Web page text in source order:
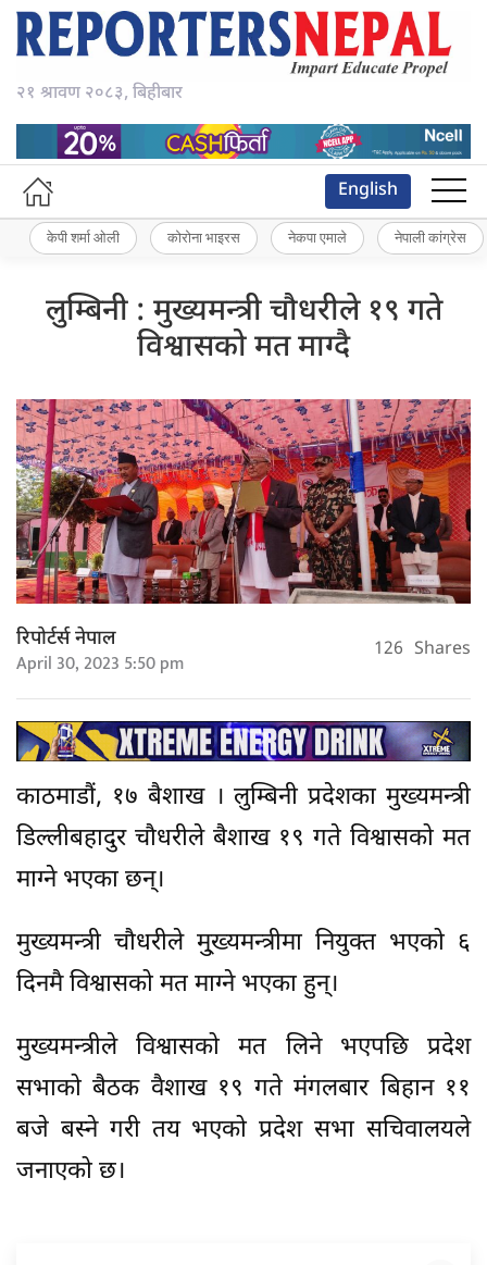
२१ श्रावण २०८३, बिहीबार
English
केपी शर्मा ओली कोरोना भाइरस नेकपा एमाले नेपाली कांग्रेस
लुम्बिनी : मुख्यमन्त्री चौधरीले १९ गते
विश्वासको मत माग्दै
रिपोर्टर्स नेपाल
April 30, 2023 5:50 pm 126 Shares
काठमाडौं, १७ बैशाख । लुम्बिनी प्रदेशका मुख्यमन्त्री
डिल्लीबहादुर चौधरीले बैशाख १९ गते विश्वासको मत
माग्ने भएका छन्।
मुख्यमन्त्री चौधरीले मु्ख्यमन्त्रीमा नियुक्त भएको ६
दिनमै विश्वासको मत माग्ने भएका हुन्।
मुख्यमन्त्रीले विश्वासको मत लिने भएपछि प्रदेश
सभाको बैठक वैशाख १९ गते मंगलबार बिहान ११
बजे बस्ने गरी तय भएको प्रदेश सभा सचिवालयले
जनाएको छ।